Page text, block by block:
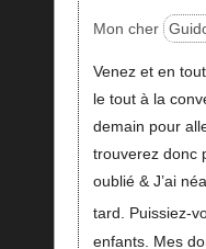
Mon cher
Venez et en
le tout à la
demain pour
trouverez donc
oublié & J’ai
tard. Puissiez-
enfants. Mes